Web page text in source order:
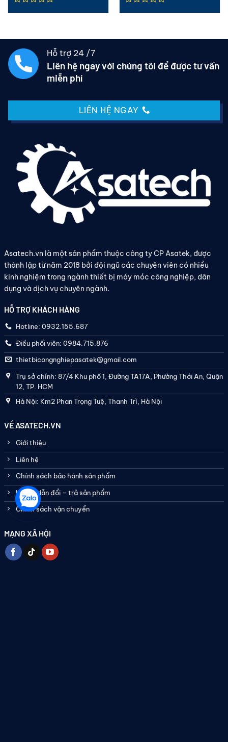
Hỗ trợ 24 /7
Liên hệ ngay với chúng tôi để được tư vấn
miễn phí
LIÊN HỆ NGAY
Asatech.vn là một sản phẩm thuộc công ty CP Asatek, được
thành lập từ năm 2018 bởi đội ngũ các chuyên viên có nhiều
kinh nghiệm trong ngành thiết bị máy móc công nghiệp, dân
dụng và dịch vụ chuyên ngành.
HỖ TRỢ KHÁCH HÀNG
Hotline: 0932.155.687
Điều phối viên: 0984.715.876
thietbicongnghiepasatek@gmail.com
Trụ sở chính: 87/4 Khu phố 1, Đường TA17A, Phường Thới An, Quận
12, TP. HCM
Hà Nội: Km2 Phan Trọng Tuệ, Thanh Trì, Hà Nội
VỀ ASATECH.VN
Giới thiệu
Liên hệ
Chính sách bảo hành sản phẩm
Hướng dẫn đổi – trả sản phẩm
Chính sách vận chuyển
MẠNG XÃ HỘI